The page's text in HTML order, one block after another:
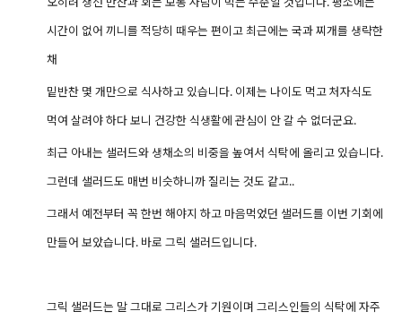
시간이 없어 끼니를 적당히 때우는 편이고 최근에는 국과 찌개를 생략한
채
밑반찬 몇 개만으로 식사하고 있습니다. 이제는 나이도 먹고 처자식도
먹여 살려야 하다 보니 건강한 식생활에 관심이 안 갈 수 없더군요.
최근 아내는 샐러드와 생채소의 비중을 높여서 식탁에 올리고 있습니다.
그런데 샐러드도 매번 비슷하니까 질리는 것도 같고..
그래서 예전부터 꼭 한번 해야지 하고 마음먹었던 샐러드를 이번 기회에
만들어 보았습니다. 바로 그릭 샐러드입니다.
그릭 샐러드는 말 그대로 그리스가 기원이며 그리스인들의 식탁에 자주